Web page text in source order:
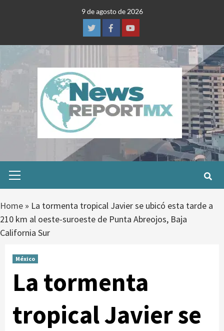
9 de agosto de 2026
TwitterFacebookYoutube
Menu
Home » La tormenta tropical Javier se ubicó esta tarde a
210 km al oeste-suroeste de Punta Abreojos, Baja
California Sur
México
La tormenta
tropical Javier se